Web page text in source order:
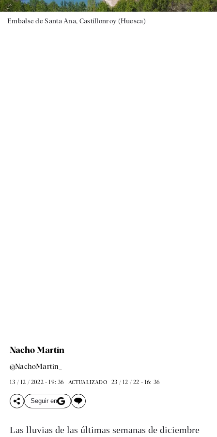
Embalse de Santa Ana, Castillonroy (Huesca)
Nacho Martín
@NachoMartin_
13 / 12 / 2022 - 19: 36 ACTUALIZADO 23 / 12 / 22 - 16: 36
Seguir en
Las lluvias de las últimas semanas de diciembre